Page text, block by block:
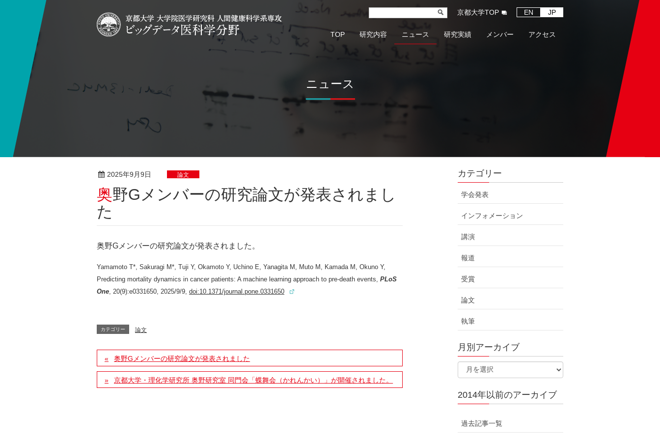
京都大学TOP EN JP
TOP 研究内容 ニュース 研究実績 メンバー アクセス
ニュース
2025年9月9日 論文
奥野Gメンバーの研究論文が発表されまし
た
奥野Gメンバーの研究論文が発表されました 。
Yamamoto T*, Sakuragi M*, Tuji Y, Okamoto Y, Uchino E, Yanagita M, Muto M, Kamada M, Okuno Y,
Predicting mortality dynamics in cancer patients: A machine learning approach to pre-death events, PLoS
One , 20(9):e0331650, 2025/9/9, doi:10.1371/journal.pone.0331650
カテゴリー 論文
奥野Gメンバーの研究論文が発表されました
京都⼤学・理化学研究所 奥野研究室 同⾨会「蝶舞会（かれんかい）」が開催されました。
カテゴリー
学会発表
インフォメーション
講演
報道
受賞
論文
執筆
月別アーカイブ
2014年以前のアーカイブ
過去記事一覧